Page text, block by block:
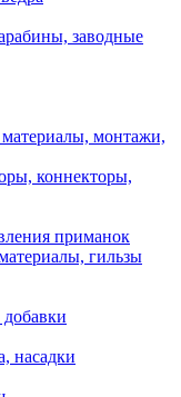
заводные
монтажи,
коннекторы,
приманок
гильзы
насадки